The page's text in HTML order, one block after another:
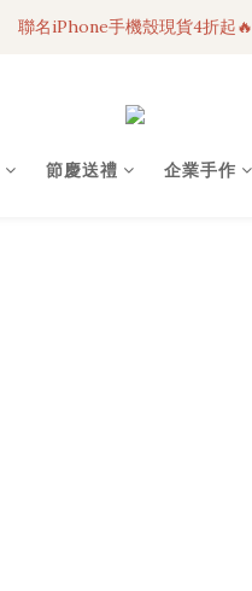
3C科技好物｜任選2件95折！
聯名iPhone手機殼現貨4折起🔥
節慶送禮 企業手作